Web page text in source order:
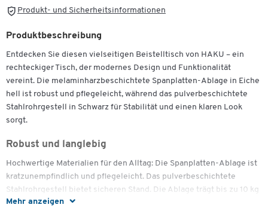
Produkt- und Sicherheitsinformationen
Mehr anzeigen
Produktbeschreibung
Entdecken Sie diesen vielseitigen Beistelltisch von HAKU – ein
rechteckiger Tisch, der modernes Design und Funktionalität
vereint. Die melaminharzbeschichtete Spanplatten-Ablage in Eiche
hell ist robust und pflegeleicht, während das pulverbeschichtete
Stahlrohrgestell in Schwarz für Stabilität und einen klaren Look
sorgt.
Robust und langlebig
Hochwertige Materialien für den Alltag: Die Spanplatten-Ablage ist
kratzunempfindlich und pflegeleicht. Das pulverbeschichtete
Stahlrohrgestell bietet sicheren Stand. Die Ablage trägt bis zu 10 kg
– ideal für Bücher, Deko, Getränke oder Technik.